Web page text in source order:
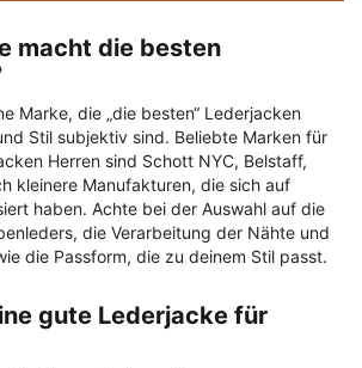
macht die besten
Marke, die „die besten“ Lederjacken
Stil subjektiv sind. Beliebte Marken für
Herren sind Schott NYC, Belstaff,
kleinere Manufakturen, die sich auf
haben. Achte bei der Auswahl auf die
die Verarbeitung der Nähte und
die Passform, die zu deinem Stil passt.
gute Lederjacke für